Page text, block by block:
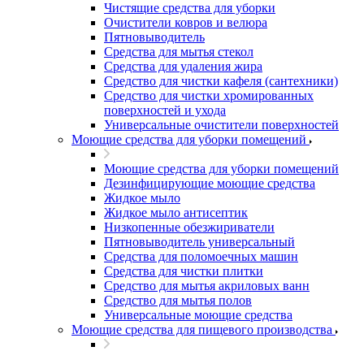
Чистящие средства для уборки
Очистители ковров и велюра
Пятновыводитель
Средства для мытья стекол
Средства для удаления жира
Средство для чистки кафеля (сантехники)
Средство для чистки хромированных
поверхностей и ухода
Универсальные очистители поверхностей
Моющие средства для уборки помещений
Моющие средства для уборки помещений
Дезинфицирующие моющие средства
Жидкое мыло
Жидкое мыло антисептик
Низкопенные обезжириватели
Пятновыводитель универсальный
Средства для поломоечных машин
Средства для чистки плитки
Средство для мытья акриловых ванн
Средство для мытья полов
Универсальные моющие средства
Моющие средства для пищевого производства